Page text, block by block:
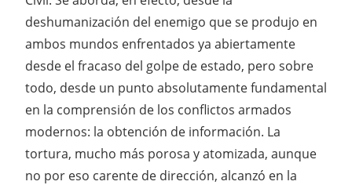
deshumanización del enemigo que se produjo en
ambos mundos enfrentados ya abiertamente
desde el fracaso del golpe de estado, pero sobre
todo, desde un punto absolutamente fundamental
en la comprensión de los conflictos armados
modernos: la obtención de información. La
tortura, mucho más porosa y atomizada, aunque
no por eso carente de dirección, alcanzó en la